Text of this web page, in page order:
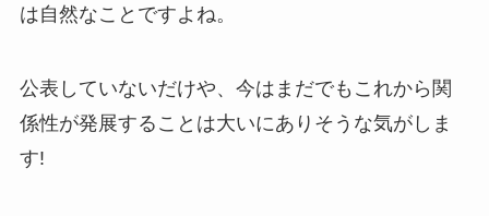
は自然なことですよね。
公表していないだけや、今はまだでもこれから関
係性が発展することは大いにありそうな気がしま
す!